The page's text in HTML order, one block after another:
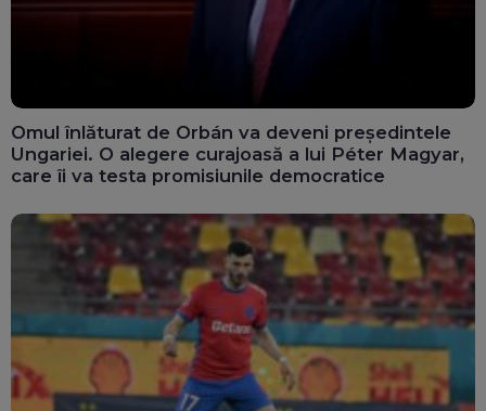
Omul înlăturat de Orbán va deveni președintele
Ungariei. O alegere curajoasă a lui Péter Magyar,
care îi va testa promisiunile democratice